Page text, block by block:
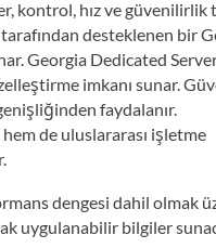
kontrol, hız ve güvenilirlik
desteklenen bir
Georgia Dedicated
imkanı sunar.
faydalanır.
de uluslararası işletme
dengesi dahil olmak
uygulanabilir bilgiler